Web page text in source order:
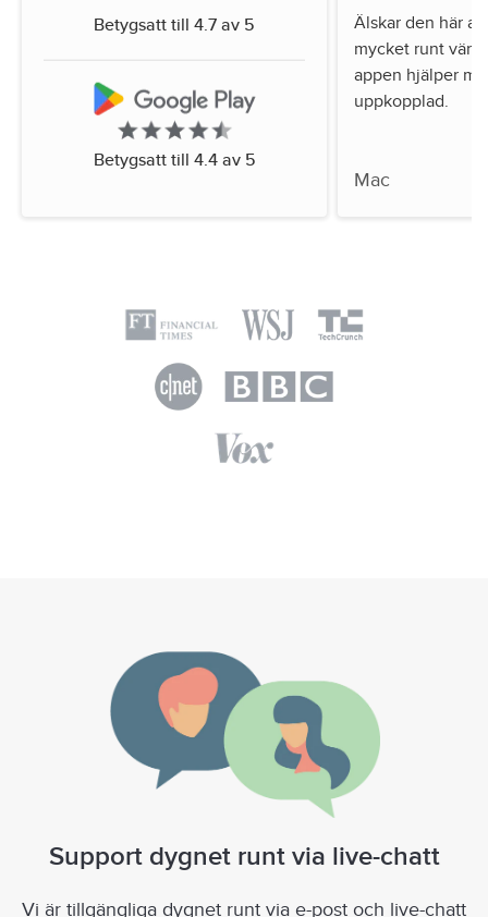
Betygsatt till 4.7 av 5
Betygsatt till 4.4 av 5
Älskar den här
mycket runt
appen hjälper
uppkopplad.
Mac
Support dygnet runt via live-chatt
Vi är tillgängliga dygnet runt via e-post och live-chatt